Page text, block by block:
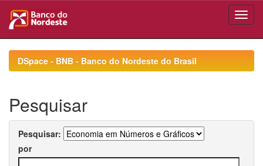
navigationDSpace - BNB - Banco do Nordeste do Brasil
Pesquisar
Pesquisar:
por